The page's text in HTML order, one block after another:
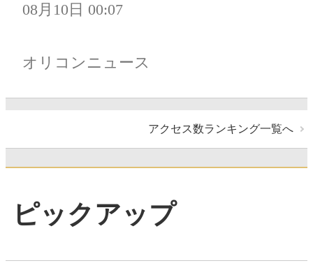
08月10日 00:07
オリコンニュース
アクセス数ランキング一覧へ
ピックアップ